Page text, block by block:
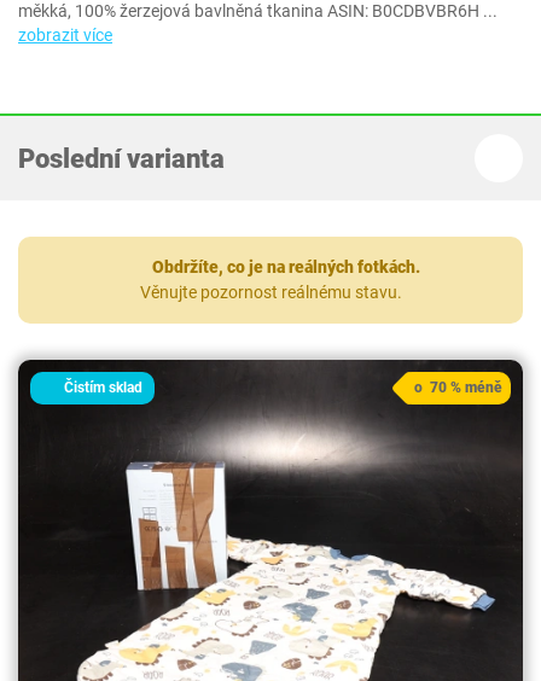
měkká, 100% žerzejová bavlněná tkanina ASIN: B0CDBVBR6H ...
zobrazit více
Poslední varianta
Obdržíte, co je na reálných fotkách.
Věnujte pozornost reálnému stavu.
Čistím sklad o 70 % méně